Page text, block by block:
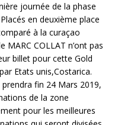
journée de la phase
en deuxième place
à la curaçao
COLLAT n’ont pas
billet pour cette Gold
Etats unis,Costarica.
fin 24 Mars 2019,
de la zone
pour les meilleures